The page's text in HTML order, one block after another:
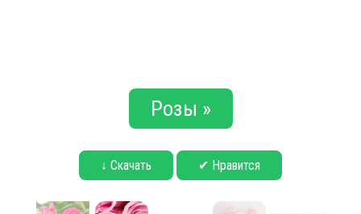
Розы »
↓ Скачать ✔ Нравится